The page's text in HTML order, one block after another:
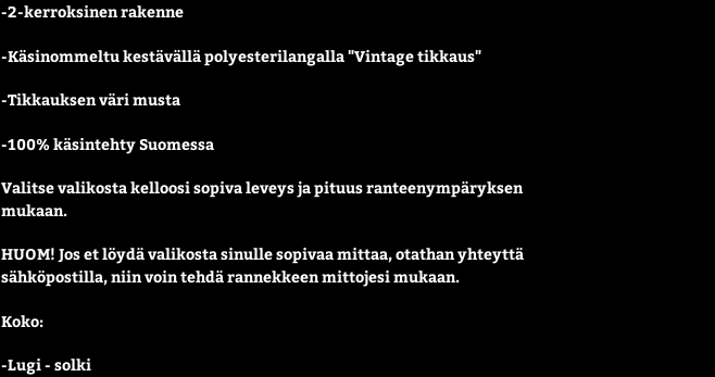
-2-kerroksinen rakenne
-Käsinommeltu kestävällä polyesterilangalla "Vintage tikkaus"
-Tikkauksen väri musta
-100% käsintehty Suomessa
Valitse valikosta kelloosi sopiva leveys ja pituus ranteenympäryksen
mukaan.
HUOM! Jos et löydä valikosta sinulle sopivaa mittaa, otathan yhteyttä
sähköpostilla, niin voin tehdä rannekkeen mittojesi mukaan.
Koko:
-Lugi - solki